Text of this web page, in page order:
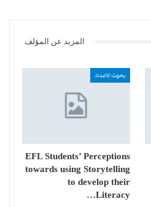
المزيد عن المؤلف
بحوث الاعداد
EFL Students’ Perceptions
towards using Storytelling
to develop their
Literacy…